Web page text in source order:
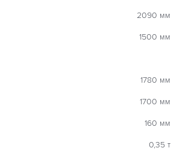
2090 мм
1500 мм
1780 мм
1700 мм
160 мм
0,35 т